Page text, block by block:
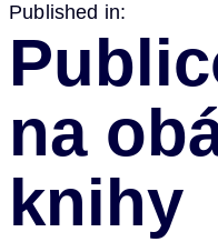
Published in:
na
knihy